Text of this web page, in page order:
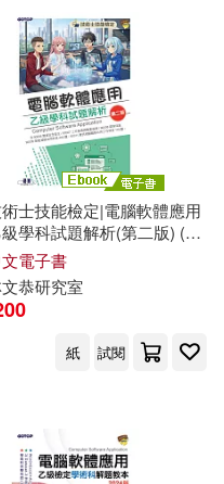
(2)
Aska(1)
(1)
所(1)
士技能檢定|電腦軟體應用
學科試題解析(第二版) (電
)
電子書
恭研究室
紙 試閱